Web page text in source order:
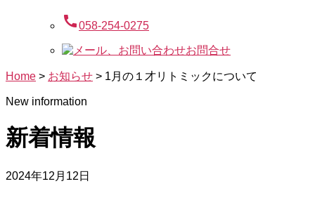
call058-254-0275
お問合せ
Home > お知らせ > 1月の１才リトミックについて
New information
新着情報
2024年12月12日